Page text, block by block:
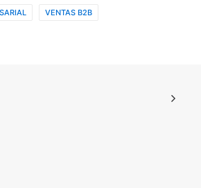
VENTAS B2B